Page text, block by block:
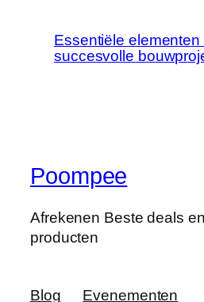
Essentiële elementen
succesvolle
Poompee
Afrekenen Beste deals
producten
Blog Evenementen